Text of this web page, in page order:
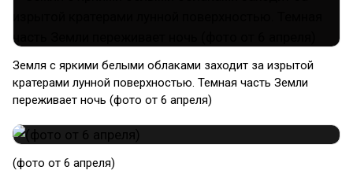
Земля с яркими белыми облаками заходит за изрытой
кратерами лунной поверхностью. Темная часть Земли
переживает ночь (фото от 6 апреля)
(фото от 6 апреля)